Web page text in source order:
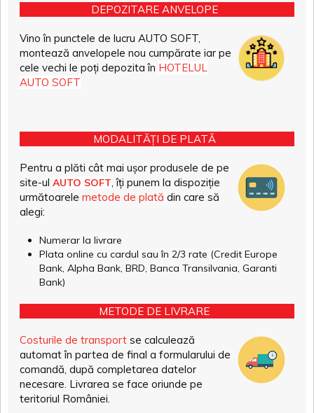
DEPOZITARE ANVELOPE
Vino în punctele de lucru AUTO SOFT,
montează anvelopele nou cumpărate iar pe
cele vechi le poți depozita în HOTELUL
AUTO SOFT
MODALITĂȚI DE PLATĂ
Pentru a plăti cât mai ușor produsele de pe
site-ul AUTO SOFT , îți punem la dispoziție
următoarele metode de plată din care să
alegi:
Numerar la livrare
Plata online cu cardul sau în 2/3 rate (Credit Europe
Bank, Alpha Bank, BRD, Banca Transilvania, Garanti
Bank)
METODE DE LIVRARE
Costurile de transport se calculează
automat în partea de final a formularului de
comandă, după completarea datelor
necesare. Livrarea se face oriunde pe
teritoriul României.